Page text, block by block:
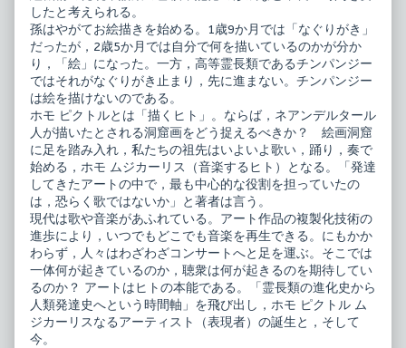
したと考えられる。
孫はやがてお絵描きを始める。1歳9か月では「なぐりがき」
だったが，2歳5か月では自分で何を描いているのかが分か
り，「絵」になった。一方，高等霊長類であるチンパンジー
ではそれがなぐりがき止まり，先に進まない。チンパンジー
は絵を描けないのである。
ホモ ピクトルとは「描くヒト」。ならば，ネアンデルタール
人が描いたとされる洞窟画をどう捉えるべきか？ 絵画洞窟
に足を踏み入れ，私たちの祖先はいよいよ歌い，踊り，奏で
始める，ホモ ムジカーリス（音楽するヒト）となる。「発達
してきたアートの中で，最も中心的な役割を担っていたの
は，恐らく歌ではないか」と著者は言う。
現代は歌や音楽があふれている。アート作品の複製化技術の
進歩により，いつでもどこでも音楽を再生できる。にもかか
わらず，人々はわざわざコンサートへと足を運ぶ。そこでは
一体何が起きているのか，聴衆は何が起きるのを期待してい
るのか？ アートはヒトの本能である。「霊長類の進化史から
人類発達史へという時間軸」を飛び出し，ホモ ピクトル ム
ジカーリスなるアーティスト（表現者）の誕生と，そして
今。